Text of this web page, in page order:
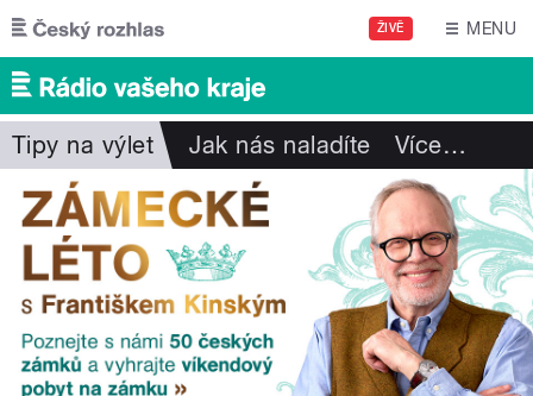
Přejít k hlavnímu obsahu
ŽIVĚ MENU
Tipy na výlet Jak nás naladíte Více…